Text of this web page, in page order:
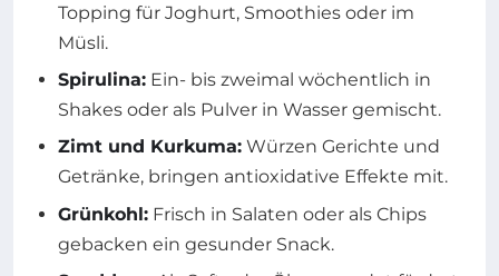
Topping für Joghurt, Smoothies oder im
Müsli.
Spirulina: Ein- bis zweimal wöchentlich in
Shakes oder als Pulver in Wasser gemischt.
Zimt und Kurkuma: Würzen Gerichte und
Getränke, bringen antioxidative Effekte mit.
Grünkohl: Frisch in Salaten oder als Chips
gebacken ein gesunder Snack.